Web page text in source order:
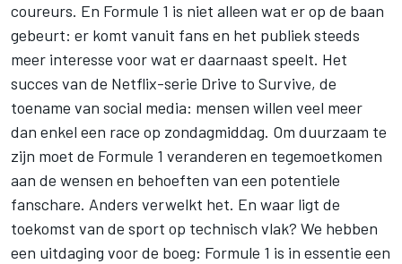
coureurs. En Formule 1 is niet alleen wat er op de baan
gebeurt: er komt vanuit fans en het publiek steeds
meer interesse voor wat er daarnaast speelt. Het
succes van de Netflix-serie Drive to Survive, de
toename van social media: mensen willen veel meer
dan enkel een race op zondagmiddag. Om duurzaam te
zijn moet de Formule 1 veranderen en tegemoetkomen
aan de wensen en behoeften van een potentiele
fanschare. Anders verwelkt het. En waar ligt de
toekomst van de sport op technisch vlak? We hebben
een uitdaging voor de boeg: Formule 1 is in essentie een